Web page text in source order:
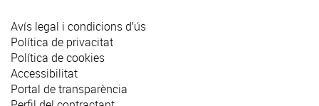
Avís legal i condicions d’ús
Política de privacitat
Política de cookies
Accessibilitat
Portal de transparència